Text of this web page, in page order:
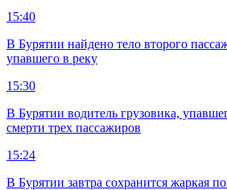
15:40
В Бурятии найдено тело второго
упавшего в реку
15:30
В Бурятии водитель грузовика,
смерти трех пассажиров
15:24
В Бурятии завтра сохранится жаркая